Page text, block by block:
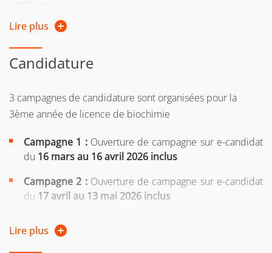
si vous reprenez vos études après 2 ans d'interruption
d'études
ou si vous suiviez une formation sous le régime
ou si vous êtes salarié, demandeur d'emploi, travailleur
Si vous n'avez pas le diplôme requis pour intégrer la
devalidation des acquis personnels et professionnels
(VAPP)
Pour plus d'informations, consultez la page web de la
Lire plus
Candidature
3 campagnes de candidature sont organisées pour la
3ème année de licence de biochimie
Campagne 1 : Ouverture de campagne sur e-candidat
du 16 mars au 16 avril 2026 inclus
Campagne 2 : Ouverture de campagne sur e-candidat
du 17 avril au 13 mai 2026 inclus
du14 mai au 19 juin 2026 inclus
Lire plus